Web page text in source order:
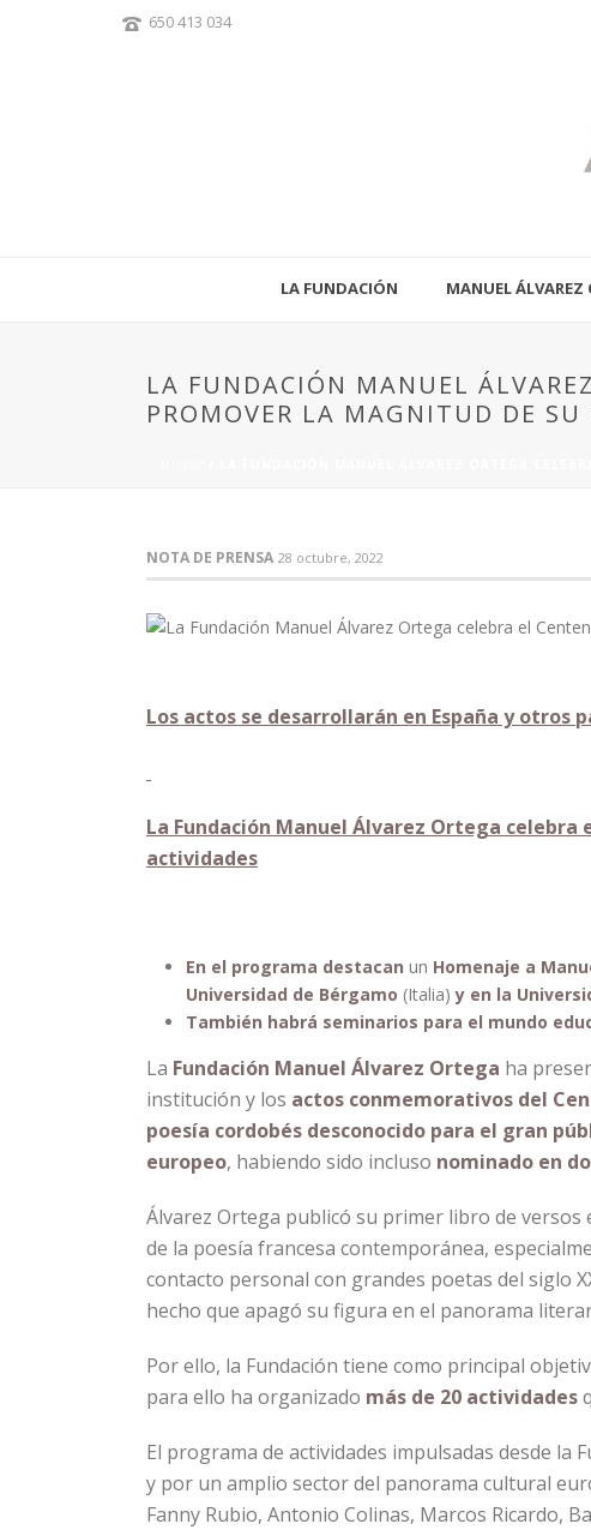
650 413 034
LA FUNDACIÓN MANUEL ÁLVAREZ
LA FUNDACIÓN MANUEL
PROMOVER LA MAGNITUD DE
NOTA DE PRENSA 28 octubre, 2022
Los actos se desarrollarán en España y otros
La Fundación Manuel Álvarez Ortega
actividades
En el programa destacan un Homenaje a
Universidad de Bérgamo (Italia)y en la
También habrá seminarios para el mundo
La Fundación Manuel Álvarez Ortega ha
institución y los actos conmemorativos del
poesía cordobés desconocido para el gran
europeo, habiendo sido incluso nominado en
Álvarez Ortega publicó su primer libro de
de la poesía francesa contemporánea,
contacto personal con grandes poetas del siglo
hecho que apagó su figura en el panorama
Por ello, la Fundación tiene como principal
para ello ha organizado más de 20 actividades
El programa de actividades impulsadas desde
y por un amplio sector del panorama cultural
Fanny Rubio, Antonio Colinas, Marcos Ricardo,